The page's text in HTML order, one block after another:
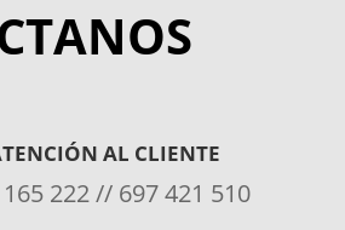
AL CLIENTE
222 // 697 421 510